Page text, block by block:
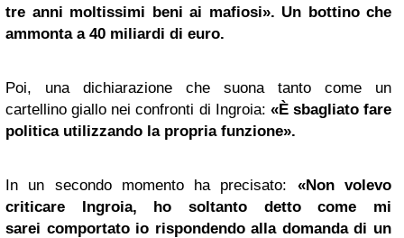
tre anni moltissimi beni ai mafiosi». Un bottino che
ammonta a 40 miliardi di euro.
Poi, una dichiarazione che suona tanto come un
cartellino giallo nei confronti di Ingroia: «È sbagliato fare
politica utilizzando la propria funzione».
In un secondo momento ha precisato: «Non volevo
criticare Ingroia, ho soltanto detto come mi
sarei comportato io rispondendo alla domanda di un